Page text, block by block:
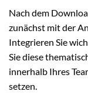
Nach dem
zunächst mit der
Integrieren Sie
Sie diese
innerhalb Ihres
setzen.